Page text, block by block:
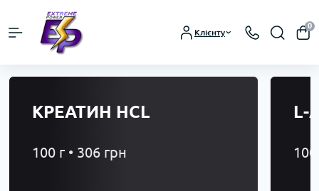
Клієнту
0
КРЕАТИН HCL
100 г • 306 грн
L-